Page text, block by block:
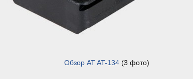
Обзор AT AT-134 (3 фото)